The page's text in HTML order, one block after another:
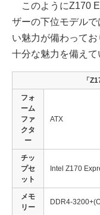
このようにZ170
ザーの下位モデル
い魅力が備わって
十分な魅力を備えて
「
フォ
ーム
ファ
クタ
ー
ATX
チッ
プセ
ット
Intel Z170
メモ
リー
DDR4-